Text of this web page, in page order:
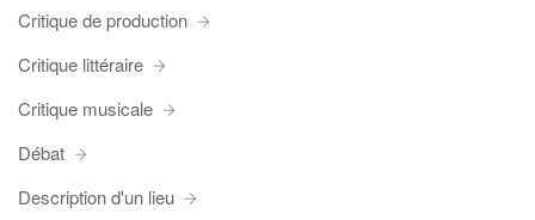
Critique de production
Critique littéraire
Critique musicale
Débat
Description d'un lieu